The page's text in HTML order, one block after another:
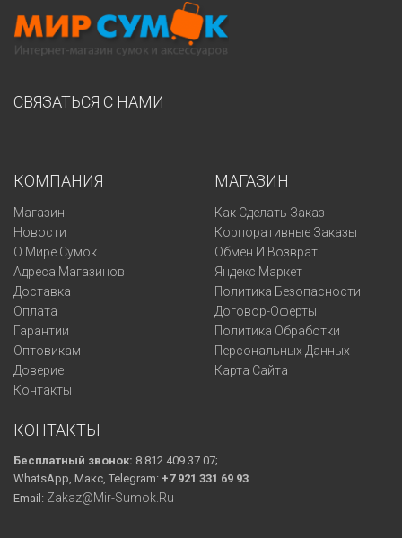
СВЯЗАТЬСЯ С НАМИ
КОМПАНИЯ
Магазин
Новости
О Мире Сумок
Адреса Магазинов
Доставка
Оплата
Гарантии
Оптовикам
Доверие
Контакты
МАГАЗИН
Как Сделать Заказ
Корпоративные Заказы
Обмен И Возврат
Яндекс Маркет
Политика Безопасности
Договор-Оферты
Политика Обработки
Персональных Данных
Карта Сайта
КОНТАКТЫ
Бесплатный звонок: 8 812 409 37 07;
WhatsApp, Макс, Telegram: +7 921 331 69 93
Email: Zakaz@mir-Sumok.ru